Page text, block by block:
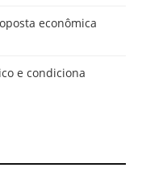
econômica
e condiciona